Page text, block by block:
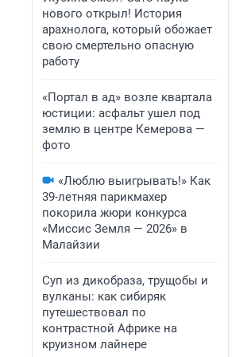
нового открыл! История
арахнолога, который обожает
свою смертельно опасную
работу
«Портал в ад» возле квартала
юстиции: асфальт ушел под
землю в центре Кемерова —
фото
«Люблю выигрывать!» Как
39-летняя парикмахер
покорила жюри конкурса
«Миссис Земля — 2026» в
Малайзии
Суп из дикобраза, трущобы и
вулканы: как сибиряк
путешествовал по
контрастной Африке на
круизном лайнере